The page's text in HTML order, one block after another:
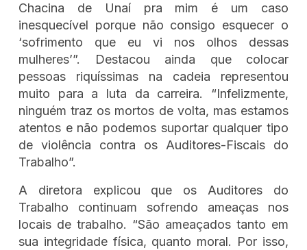
Chacina de Unaí pra mim é um caso
inesquecível porque não consigo esquecer o
‘sofrimento que eu vi nos olhos dessas
mulheres’”. Destacou ainda que colocar
pessoas riquíssimas na cadeia representou
muito para a luta da carreira. “Infelizmente,
ninguém traz os mortos de volta, mas estamos
atentos e não podemos suportar qualquer tipo
de violência contra os Auditores-Fiscais do
Trabalho”.
A diretora explicou que os Auditores do
Trabalho continuam sofrendo ameaças nos
locais de trabalho. “São ameaçados tanto em
sua integridade física, quanto moral. Por isso,